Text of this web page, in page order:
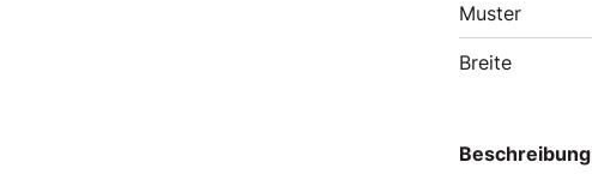
Muster
Breite
Beschreibung